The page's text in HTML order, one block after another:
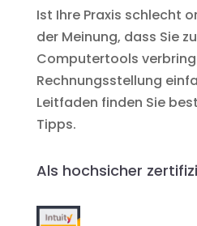
Ist Ihre Praxis schlecht
der Meinung, dass Sie
Computertools
Rechnungsstellung
Leitfaden finden Sie
Tipps.
Als hochsicher